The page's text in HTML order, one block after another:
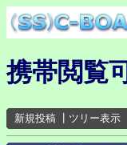
携帯閲覧
新規投稿 ツリー表示